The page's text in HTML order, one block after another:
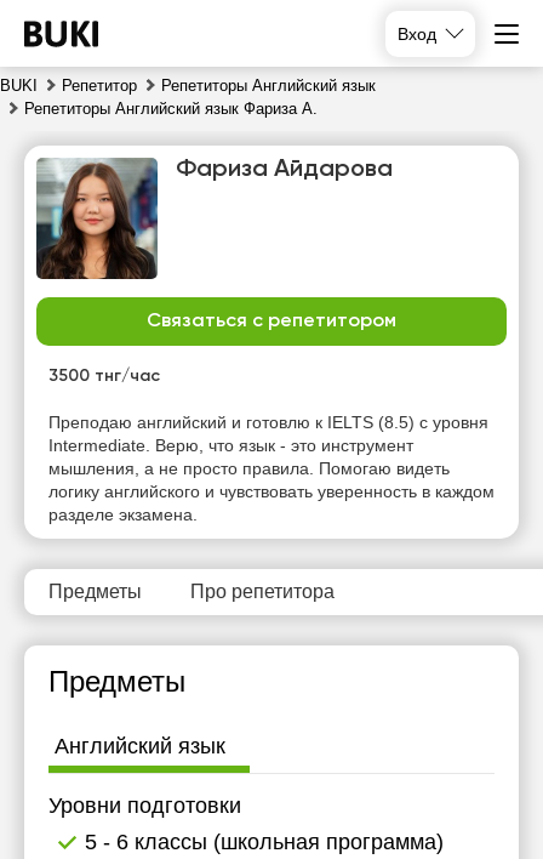
Вход
BUKI Репетитор
Репетиторы Английский язык
Репетиторы Английский язык Фариза А.
Фариза Айдарова
Связаться с репетитором
3500 тнг/час
Преподаю английский и готовлю к IELTS (8.5) с уровня
Intermediate. Верю, что язык - это инструмент
мышления, а не просто правила. Помогаю видеть
логику английского и чувствовать уверенность в каждом
разделе экзамена.
Предметы Про репетитора
Предметы
Английский язык
Уровни подготовки
5 - 6 классы (школьная программа)
сб
вс
Нет
свободных
часов
14:00
Нет
свободных
часов
Нет
часов